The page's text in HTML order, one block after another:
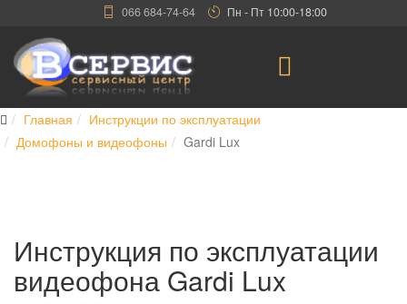
066 684-74-64 Пн - Пт 10:00-18:00
Главная
Инструкции по эксплуатации
Домофоны и видеофоны
Gardi Lux
Инструкция по эксплуатации
видеофона Gardi Lux